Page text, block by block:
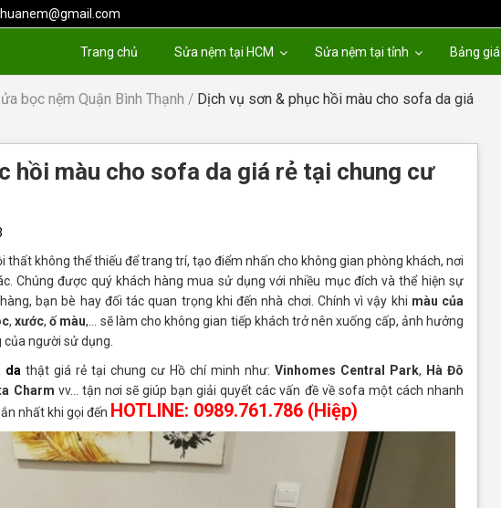
Trang chủ Sửa nệm tại HCM Sửa nệm tại tỉnh Bảng giá
bọc nệm Quận Bình Thạnh / Dịch vụ sơn & phục hồi màu cho sofa da giá
hồi màu cho sofa da giá rẻ tại chung cư
thất không thể thiếu để trang trí, tạo điểm nhấn cho không gian phòng khách, nơi
Chúng được quý khách hàng mua sử dụng với nhiều mục đích và thể hiện sự
bạn bè hay đối tác quan trọng khi đến nhà chơi. Chính vì vậy khi màu của
, xước,ố màu,… sẽ làm cho không gian tiếp khách trở nên xuống cấp, ảnh hưởng
người sử dụng.
da thật giá rẻ tại chung cư Hồ chí minh như: Vinhomes Central Park, Hà Đô
Charm vv… tận nơi sẽ giúp bạn giải quyết các vấn đề về sofa một cách nhanh
nhất khi gọi đến HOTLINE: 0989.761.786 (Hiệp)